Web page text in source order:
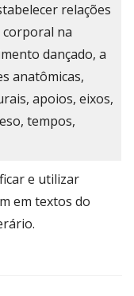
relações
na
dançado, a
anatômicas,
apoios, eixos,
tempos,
e utilizar
em textos do